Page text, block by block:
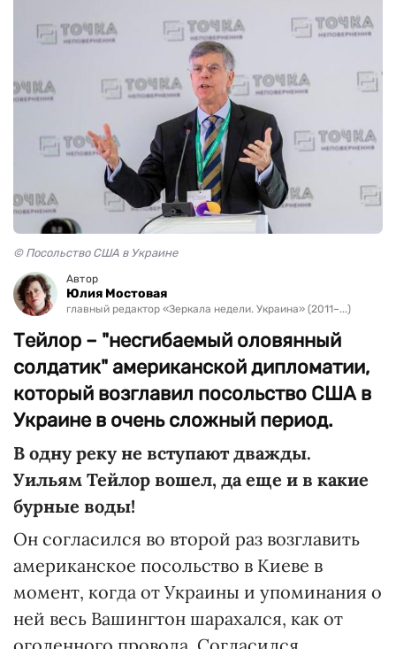
© Посольство США в Украине
Автор
Юлия Мостовая
главный редактор «Зеркала недели. Украина» (2011–...)
Тейлор – "несгибаемый оловянный
солдатик" американской дипломатии,
который возглавил посольство США в
Украине в очень сложный период.
В одну реку не вступают дважды.
Уильям Тейлор вошел, да еще и в какие
бурные воды!
Он согласился во второй раз возглавить
американское посольство в Киеве в
момент, когда от Украины и упоминания о
ней весь Вашингтон шарахался, как от